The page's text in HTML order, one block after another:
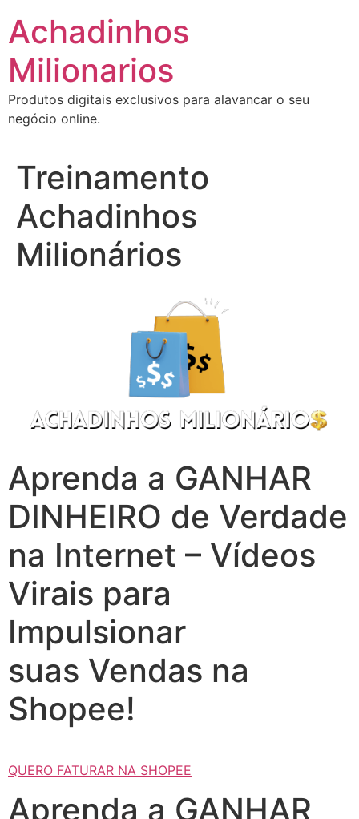
para
conteúdo
Achadinhos
Milionarios
Produtos digitais exclusivos para alavancar o seu
negócio online.
Treinamento
Achadinhos
Milionários
Aprenda a GANHAR
DINHEIRO de Verdade
na Internet – Vídeos
Virais para
Impulsionar
suas Vendas na
Shopee!
QUERO FATURAR NA SHOPEE
Aprenda a GANHAR